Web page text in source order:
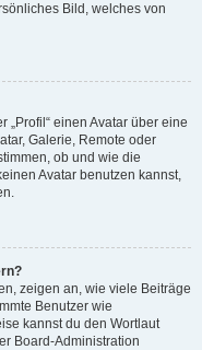
Bild, welches von
„Profil“ einen Avatar über eine
Galerie, Remote oder
ob und wie die
Avatar benutzen kannst,
zeigen an, wie viele Beiträge
Benutzer wie
kannst du den Wortlaut
Board-Administration